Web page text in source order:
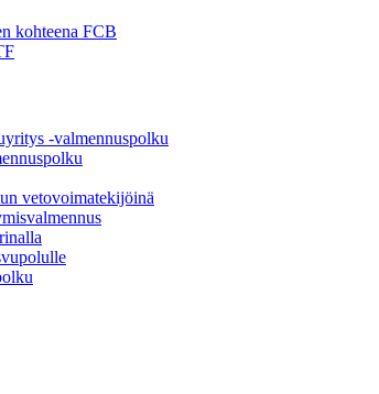
kohteena FCB
-valmennuspolku
vetovoimatekijöinä